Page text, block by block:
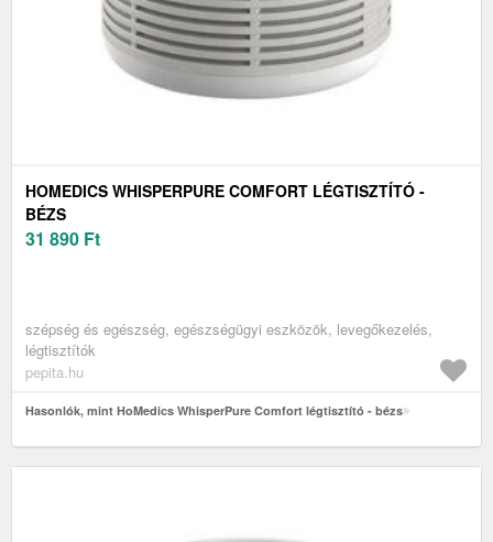
HOMEDICS WHISPERPURE COMFORT LÉGTISZTÍTÓ -
BÉZS
31 890 Ft
szépség és egészség, egészségügyi eszközök, levegőkezelés,
légtisztítók
pepita.hu
Hasonlók, mint HoMedics WhisperPure Comfort légtisztító - bézs